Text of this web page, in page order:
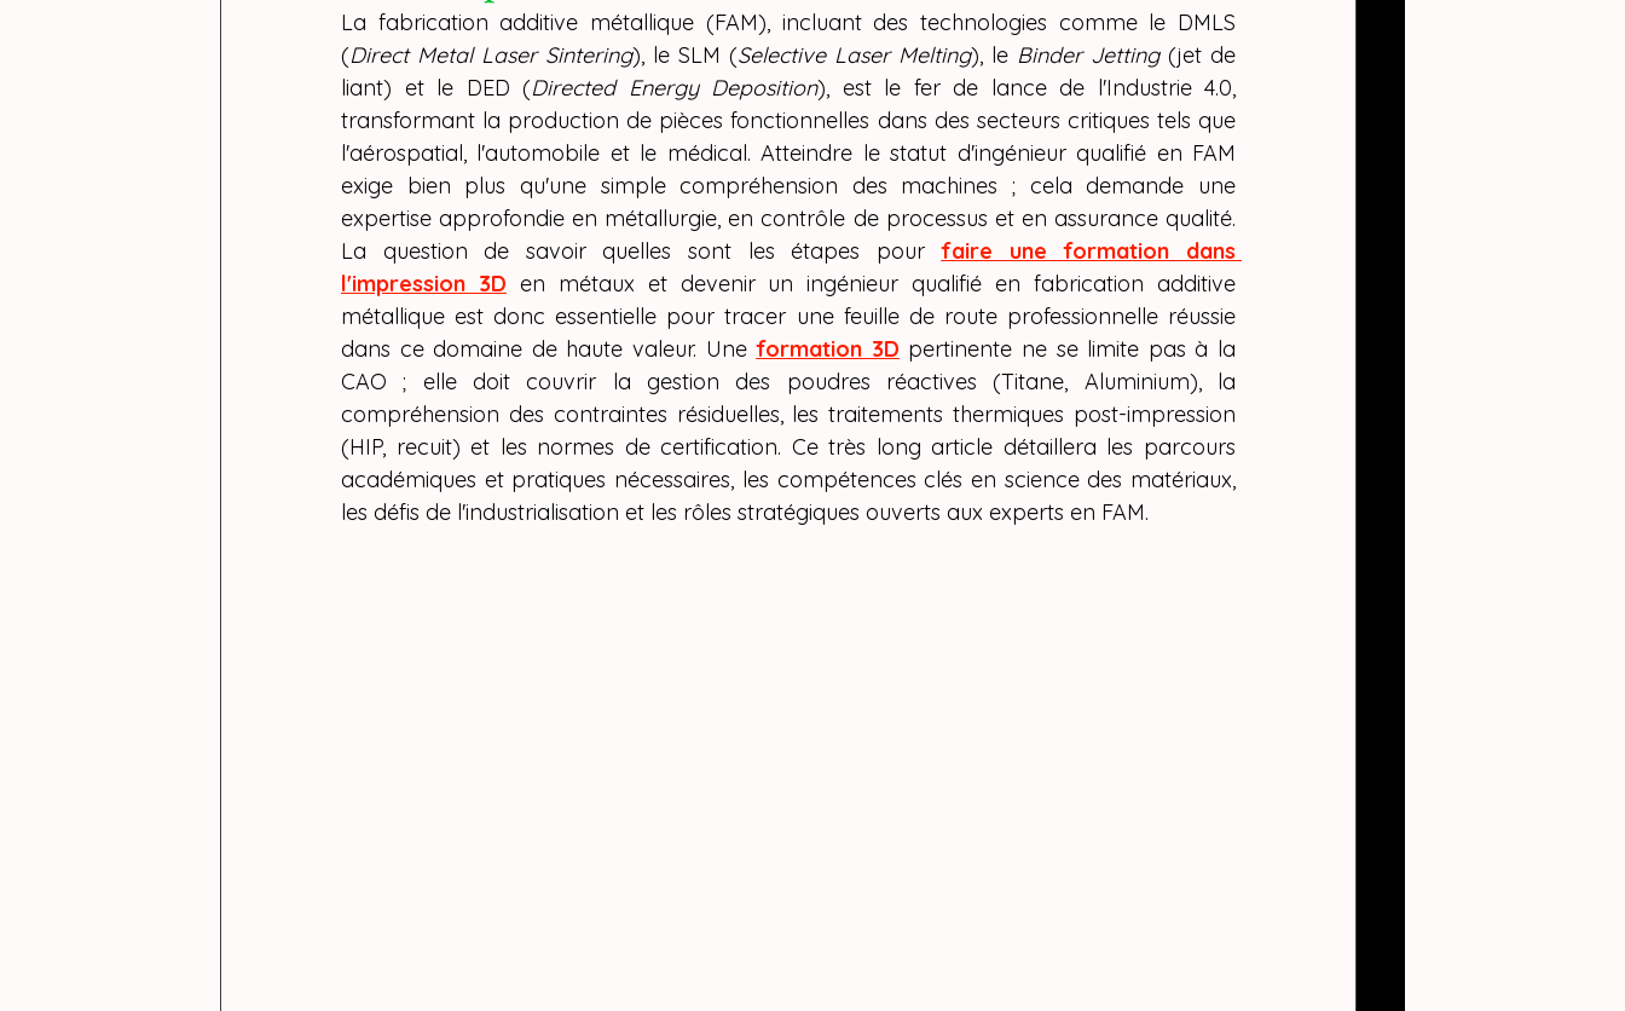
formation impression 3D
La fabrication additive métallique (FAM), incluant des technologies comme le DMLS
(Direct Metal Laser Sintering), le SLM (Selective Laser Melting), le Binder Jetting (jet de
liant) et le DED (Directed Energy Deposition), est le fer de lance de l'Industrie 4.0,
transformant la production de pièces fonctionnelles dans des secteurs critiques tels que
l'aérospatial, l'automobile et le médical. Atteindre le statut d'ingénieur qualifié en FAM
exige bien plus qu'une simple compréhension des machines ; cela demande une
expertise approfondie en métallurgie, en contrôle de processus et en assurance qualité.
La question de savoir quelles sont les étapes pour faire une formation dans
l'impression 3D en métaux et devenir un ingénieur qualifié en fabrication additive
métallique est donc essentielle pour tracer une feuille de route professionnelle réussie
dans ce domaine de haute valeur. Une formation 3D pertinente ne se limite pas à la
CAO ; elle doit couvrir la gestion des poudres réactives (Titane, Aluminium), la
compréhension des contraintes résiduelles, les traitements thermiques post-impression
(HIP, recuit) et les normes de certification. Ce très long article détaillera les parcours
académiques et pratiques nécessaires, les compétences clés en science des matériaux,
les défis de l'industrialisation et les rôles stratégiques ouverts aux experts en FAM.